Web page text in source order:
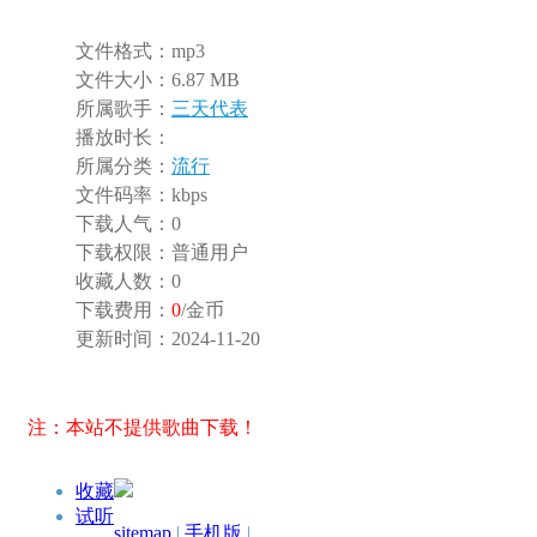
文件格式： mp3
文件大小： 6.87 MB
所属歌手： 三天代表
播放时长：
所属分类： 流行
文件码率： kbps
下载人气： 0
下载权限： 普通用户
收藏人数： 0
下载费用： 0/金币
更新时间： 2024-11-20
注：本站不提供歌曲下载！
收藏
试听
sitemap | 手机版 |